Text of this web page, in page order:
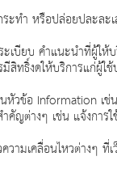
ทำ หรือปล่อยปละละเ
เบียบ คำแนะนำที่ผู้ใ
สิทธิ์งดให้บริการแก่ผู้ใ
วข้อ Information เ
คัญต่างๆ เช่น แจ้งกา
วามเคลื่อนไหวต่างๆ